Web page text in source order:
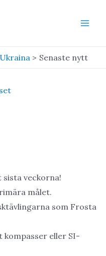
Senaste nytt
sista veckorna!
målet.
som Frosta
kompasser eller SI-